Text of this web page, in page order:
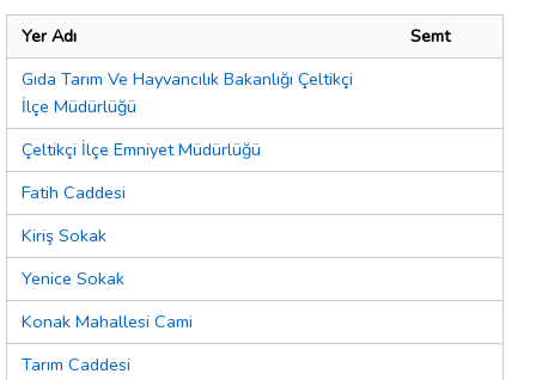
Yer Adı
Semt
Gıda Tarım Ve Hayvancılık Bakanlığı Çeltikçi
İlçe Müdürlüğü
Çeltikçi İlçe Emniyet Müdürlüğü
Fatih Caddesi
Kiriş Sokak
Yenice Sokak
Konak Mahallesi Cami
Tarım Caddesi